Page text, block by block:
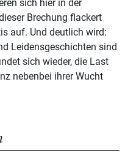
sich hier in der
Brechung flackert
auf. Und deutlich wird:
Leidensgeschichten sind
sich wieder, die Last
nebenbei ihrer Wucht